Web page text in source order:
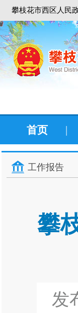
攀枝花市西区人民
首页 |
工作报告
攀
发